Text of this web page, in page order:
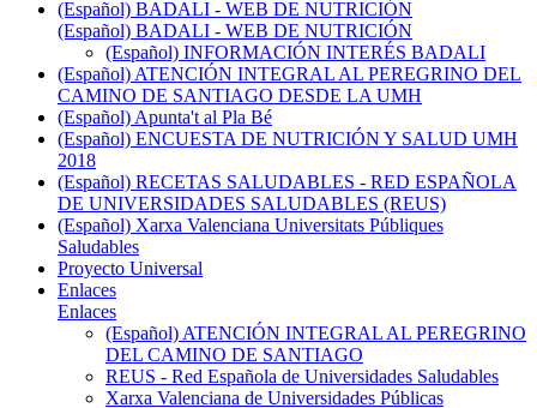
(Español) BADALI - WEB DE NUTRICIÓN
(Español) BADALI - WEB DE NUTRICIÓN
(Español) INFORMACIÓN INTERÉS BADALI
(Español) ATENCIÓN INTEGRAL AL PEREGRINO DEL
CAMINO DE SANTIAGO DESDE LA UMH
(Español) Apunta't al Pla Bé
(Español) ENCUESTA DE NUTRICIÓN Y SALUD UMH
2018
(Español) RECETAS SALUDABLES - RED ESPAÑOLA
DE UNIVERSIDADES SALUDABLES (REUS)
(Español) Xarxa Valenciana Universitats Públiques
Saludables
Proyecto Universal
Enlaces
Enlaces
(Español) ATENCIÓN INTEGRAL AL PEREGRINO
DEL CAMINO DE SANTIAGO
REUS - Red Española de Universidades Saludables
Xarxa Valenciana de Universidades Públicas